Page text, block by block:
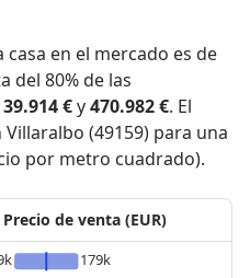
en el mercado es de
del 80% de las
39.914 €y470.982 €. El
(49159) para una
por metro cuadrado).
Precio de venta (EUR)
179k